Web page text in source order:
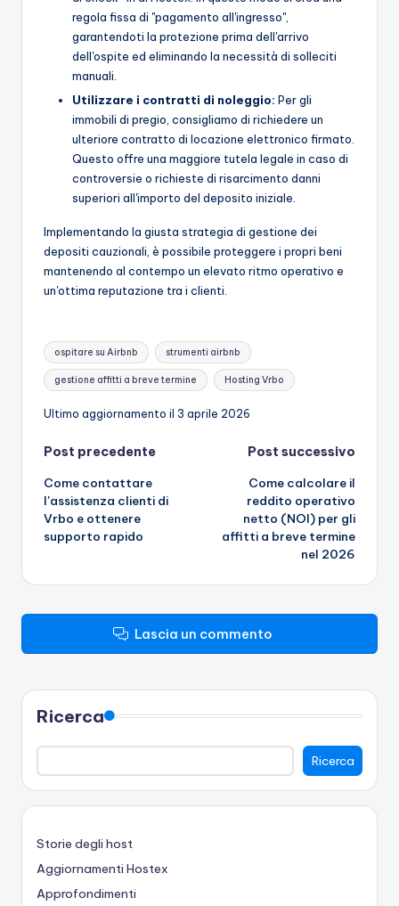
regola fissa di "pagamento all'ingresso",
garantendoti la protezione prima dell'arrivo
dell'ospite ed eliminando la necessità di solleciti
manuali.
Utilizzare i contratti di noleggio: Per gli
immobili di pregio, consigliamo di richiedere un
ulteriore contratto di locazione elettronico firmato.
Questo offre una maggiore tutela legale in caso di
controversie o richieste di risarcimento danni
superiori all'importo del deposito iniziale.
Implementando la giusta strategia di gestione dei
depositi cauzionali, è possibile proteggere i propri beni
mantenendo al contempo un elevato ritmo operativo e
un'ottima reputazione tra i clienti.
Tag:
ospitare su Airbnb strumenti airbnb
gestione affitti a breve termine Hosting Vrbo
Ultimo aggiornamento il 3 aprile 2026
Navigazione
articoli
Post precedente
Come contattare
l'assistenza clienti di
Vrbo e ottenere
supporto rapido
Post successivo
Come calcolare il
reddito operativo
netto (NOI) per gli
affitti a breve termine
nel 2026
Lascia un commento
Ricerca
Ricerca
Storie degli host
Aggiornamenti Hostex
Approfondimenti